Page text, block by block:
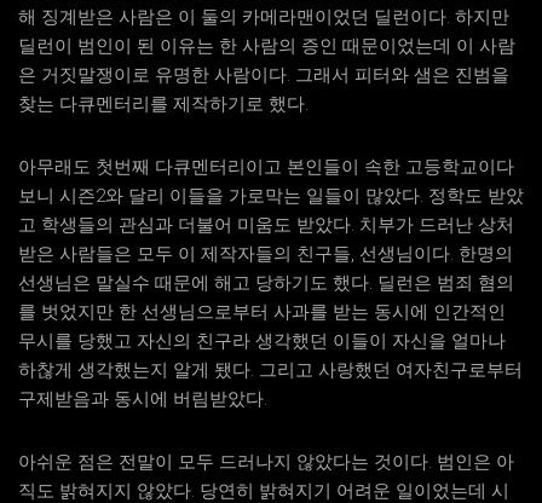
해 징계받은 사람은 이 둘의 카메라맨이었던 딜런이다. 하지만
딜런이 범인이 된 이유는 한 사람의 증인 때문이었는데 이 사람
은 거짓말쟁이로 유명한 사람이다. 그래서 피터와 샘은 진범을
찾는 다큐멘터리를 제작하기로 했다.
아무래도 첫번째 다큐멘터리이고 본인들이 속한 고등학교이다
보니 시즌2와 달리 이들을 가로막는 일들이 많았다. 정학도 받았
고 학생들의 관심과 더불어 미움도 받았다. 치부가 드러난 상처
받은 사람들은 모두 이 제작자들의 친구들, 선생님이다. 한명의
선생님은 말실수 때문에 해고 당하기도 했다. 딜런은 범죄 혐의
를 벗었지만 한 선생님으로부터 사과를 받는 동시에 인간적인
무시를 당했고 자신의 친구라 생각했던 이들이 자신을 얼마나
하찮게 생각했는지 알게 됐다. 그리고 사랑했던 여자친구로부터
구제받음과 동시에 버림받았다.
아쉬운 점은 전말이 모두 드러나지 않았다는 것이다. 범인은 아
직도 밝혀지지 않았다. 당연히 밝혀지기 어려운 일이었는데 시